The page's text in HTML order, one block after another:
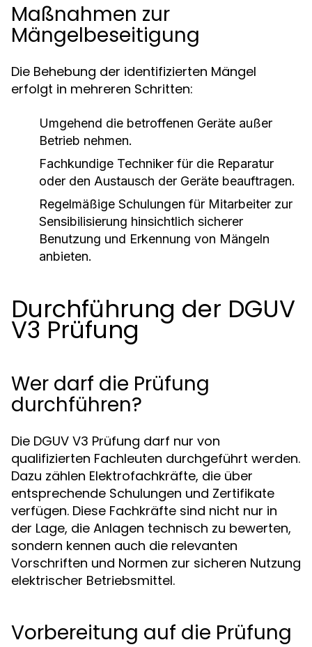
Maßnahmen zur
Mängelbeseitigung
Die Behebung der identifizierten Mängel
erfolgt in mehreren Schritten:
Umgehend die betroffenen Geräte außer
Betrieb nehmen.
Fachkundige Techniker für die Reparatur
oder den Austausch der Geräte beauftragen.
Regelmäßige Schulungen für Mitarbeiter zur
Sensibilisierung hinsichtlich sicherer
Benutzung und Erkennung von Mängeln
anbieten.
Durchführung der DGUV
V3 Prüfung
Wer darf die Prüfung
durchführen?
Die DGUV V3 Prüfung darf nur von
qualifizierten Fachleuten durchgeführt werden.
Dazu zählen Elektrofachkräfte, die über
entsprechende Schulungen und Zertifikate
verfügen. Diese Fachkräfte sind nicht nur in
der Lage, die Anlagen technisch zu bewerten,
sondern kennen auch die relevanten
Vorschriften und Normen zur sicheren Nutzung
elektrischer Betriebsmittel.
Vorbereitung auf die Prüfung